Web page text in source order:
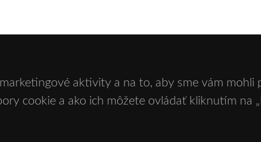
aktivity a na to, aby sme vám mohli
cookie a ako ich môžete ovládať kliknutím na